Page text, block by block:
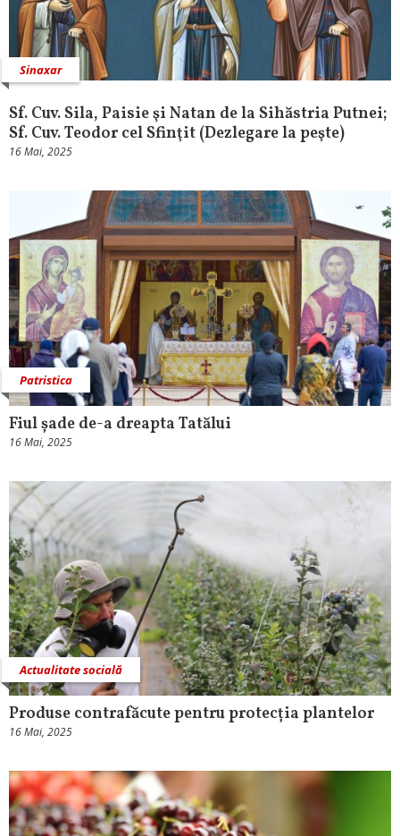
Sinaxar
Sf. Cuv. Sila, Paisie şi Natan de la Sihăstria Putnei;
Sf. Cuv. Teodor cel Sfinţit (Dezlegare la peşte)
16 Mai, 2025
Patristica
Fiul șade de-a dreapta Tatălui
16 Mai, 2025
Actualitate socială
Produse contrafăcute pentru protecția plantelor
16 Mai, 2025